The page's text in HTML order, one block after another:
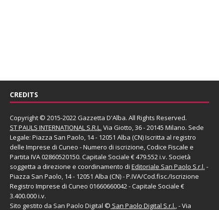
CREDITS
Copyright © 2015-2022 Gazzetta D'Alba. All Rights Reserved.
ST PAULS INTERNATIONAL S.R.L. Via Giotto, 36 - 20145 Milano. Sede
Legale: Piazza San Paolo, 14 - 12051 Alba (CN) Iscritta al registro
delle Imprese di Cuneo - Numero di iscrizione, Codice Fiscale e
Partita IVA 02860520150. Capitale Sociale € 479.552 i.v. Società
soggetta a direzione e coordinamento di Editoriale San Paolo S.r.l. -
Piazza San Paolo, 14 - 12051 Alba (CN) - P.IVA/Cod.fisc./Iscrizione
Registro Imprese di Cuneo 01660660042 - Capitale Sociale €
3.400.000 i.v.
Sito gestito da San Paolo Digital © San Paolo Digital S.r.l., - Via